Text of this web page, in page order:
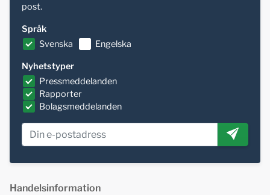
post.
Språk
Svenska
Engelska
Nyhetstyper
Pressmeddelanden
Rapporter
Bolagsmeddelanden
Handelsinformation